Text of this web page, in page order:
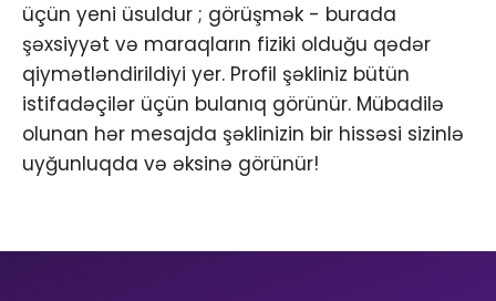
üçün yeni üsuldur ; görüşmək - burada
şəxsiyyət və maraqların fiziki olduğu qədər
qiymətləndirildiyi yer. Profil şəkliniz bütün
istifadəçilər üçün bulanıq görünür. Mübadilə
olunan hər mesajda şəklinizin bir hissəsi sizinlə
uyğunluqda və əksinə görünür!